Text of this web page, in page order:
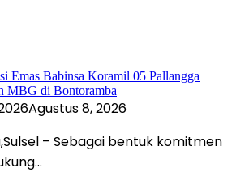
Emas Babinsa Koramil 05 Pallangga
MBG di Bontoramba
Agustus 8, 2026
– Sebagai bentuk komitmen